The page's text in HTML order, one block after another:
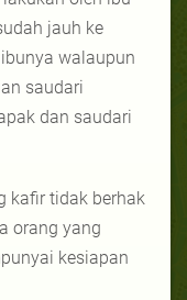
jauh ke
walaupun
saudari
dan saudari
kafir tidak berhak
orang yang
kesiapan